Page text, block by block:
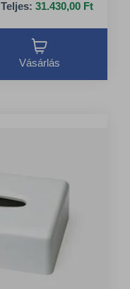
Teljes: 31.430,00 Ft
Vásárlás